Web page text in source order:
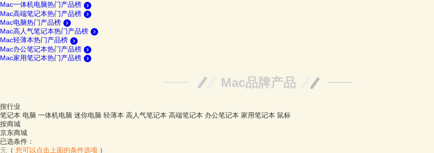
Mac一体机电脑热门产品榜
Mac高端笔记本热门产品榜
Mac电脑热门产品榜
Mac高人气笔记本热门产品榜
Mac轻薄本热门产品榜
Mac办公笔记本热门产品榜
Mac家用笔记本热门产品榜
Mac品牌产品
按行业
笔记本 电脑 一体机电脑 迷你电脑 轻薄本 高人气笔记本 高端笔记本 办公笔记本 家用笔记本 鼠标
按商城
京东商城
已选条件：
无 （ 您可以点击上面的条件选项 ）